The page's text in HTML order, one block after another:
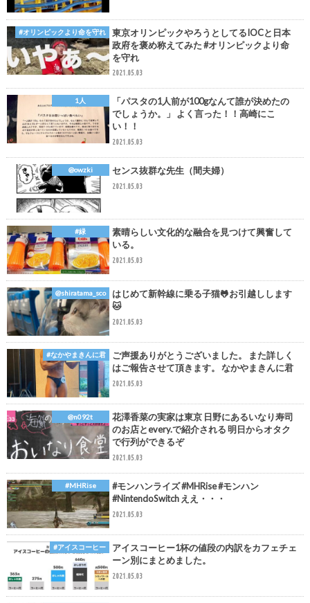
#オリンピックより命を守れ
東京オリンピックやろうとしてるIOCと日本
政府を褒め称えてみた #オリンピックより命
を守れ
2021.05.03
1人
「パスタの1人前が100gなんて誰が決めたの
でしょうか。」 よく言った！！高崎にこ
い！！
2021.05.03
@owzki センス抜群な先生（間夫婦）
2021.05.03
#緑
素晴らしい文化的な融合を見つけて興奮して
いる。
2021.05.03
@shiratama_sco
はじめて新幹線に乗る子猫🐸お引越しします
🐱
2021.05.03
#なかやまきんに君
ご声援ありがとうございました。 また詳しく
はご報告させて頂きます。 なかやまきんに君
2021.05.03
@n092t
花澤香菜の実家は東京 日野にあるいなり寿司
のお店とevery.で紹介される 明日からオタク
で行列ができるぞ
2021.05.03
#MHRise
#モンハンライズ #MHRise #モンハン
#NintendoSwitch ええ・・・
2021.05.03
#アイスコーヒー
アイスコーヒー1杯の値段の内訳をカフェチェ
ーン別にまとめました。
2021.05.03